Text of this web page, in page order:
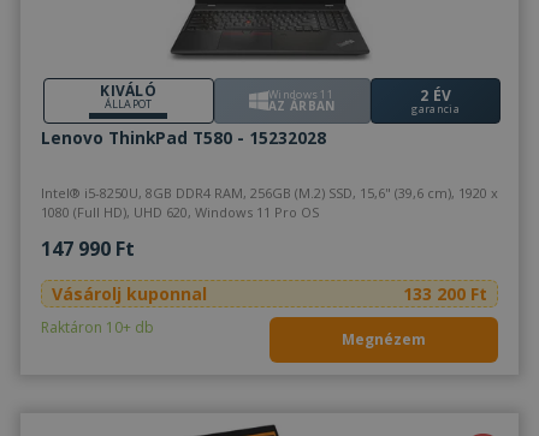
KIVÁLÓ
ÁLLAPOT
Windows 11
AZ ÁRBAN 2 ÉV
garancia
Lenovo ThinkPad T580 - 15232028
Intel® i5-8250U, 8GB DDR4 RAM, 256GB (M.2) SSD, 15,6" (39,6 cm), 1920 x
1080 (Full HD), UHD 620, Windows 11 Pro OS
147 990 Ft
Vásárolj kuponnal 133 200 Ft
Raktáron 10+ db
Megnézem